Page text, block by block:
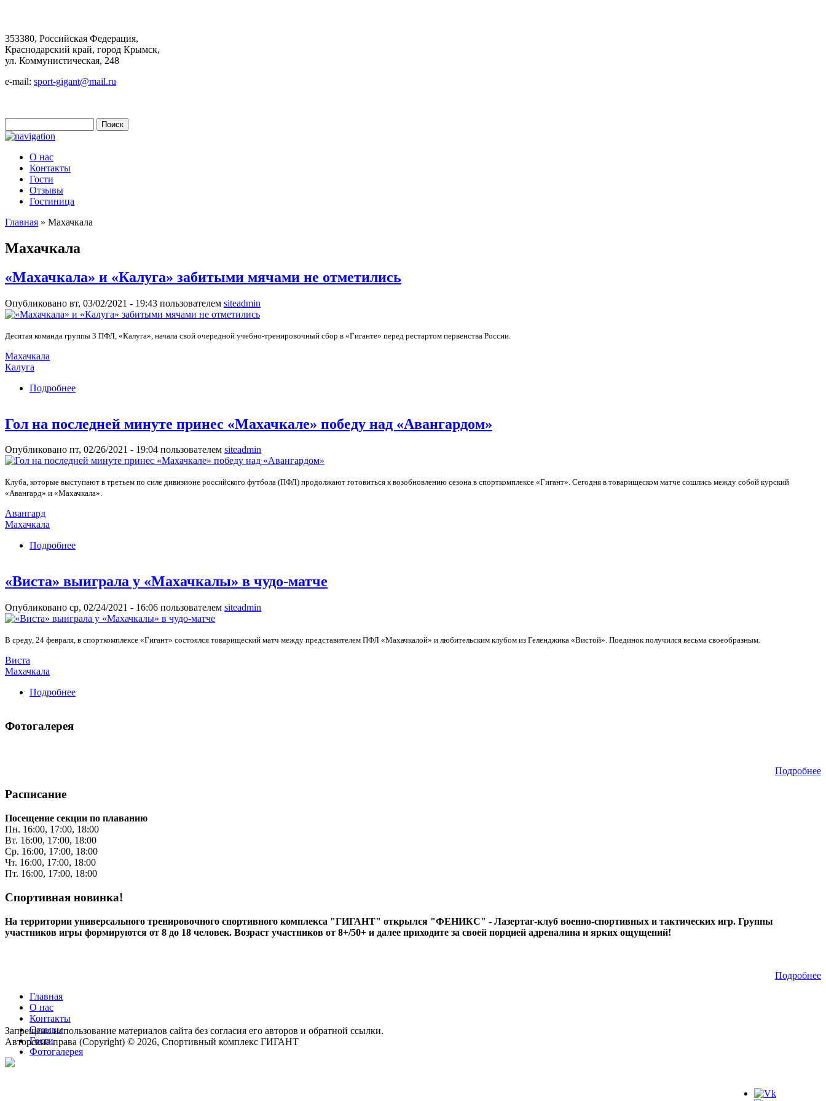
353380, Российская Федерация,
Краснодарский край, город Крымск,
ул. Коммунистическая, 248
e-mail: sport-gigant@mail.ru
Форма поиска
О нас
Контакты
Гости
Отзывы
Гостиница
Главная » Махачкала
Махачкала
«Махачкала» и «Калуга» забитыми мячами не отметились
Опубликовано вт, 03/02/2021 - 19:43 пользователем siteadmin
Десятая команда группы 3 ПФЛ, «Калуга», начала свой очередной учебно-тренировочный сбор в «Гиганте» перед рестартом первенства России.
Махачкала
Калуга
Подробнее
Гол на последней минуте принес «Махачкале» победу над «Авангардом»
Опубликовано пт, 02/26/2021 - 19:04 пользователем siteadmin
Клуба, которые выступают в третьем по силе дивизионе российского футбола (ПФЛ) продолжают готовиться к возобновлению сезона в спорткомплексе «Гигант». Сегодня в товарищеском матче сошлись между собой курский
«Авангард» и «Махачкала».
Авангард
Махачкала
Подробнее
«Виста» выиграла у «Махачкалы» в чудо-матче
Опубликовано ср, 02/24/2021 - 16:06 пользователем siteadmin
В среду, 24 февраля, в спорткомплексе «Гигант» состоялся товарищеский матч между представителем ПФЛ «Махачкалой» и любительским клубом из Геленджика «Вистой». Поединок получился весьма своеобразным.
Виста
Махачкала
Подробнее
Фотогалерея
Подробнее
Расписание
Посещение секции по плаванию
Пн. 16:00, 17:00, 18:00
Вт. 16:00, 17:00, 18:00
Ср. 16:00, 17:00, 18:00
Чт. 16:00, 17:00, 18:00
Пт. 16:00, 17:00, 18:00
Спортивная новинка!
На территории универсального тренировочного спортивного комплекса "ГИГАНТ" открылся "ФЕНИКС" - Лазертаг-клуб военно-спортивных и тактических игр. Группы
участников игры формируются от 8 до 18 человек. Возраст участников от 8+/50+ и далее приходите за своей порцией адреналина и ярких ощущений!
Подробнее
Главная
О нас
Контакты
Отзывы
Гости
Фотогалерея
Запрещено использование материалов сайта без согласия его авторов и обратной ссылки.
Авторские права (Copyright) © 2026, Спортивный комплекс ГИГАНТ